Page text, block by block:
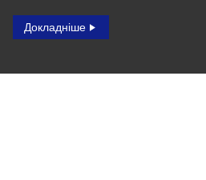
Докладніше